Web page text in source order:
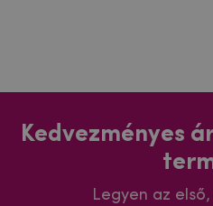
Kedvezményes
Legyen az